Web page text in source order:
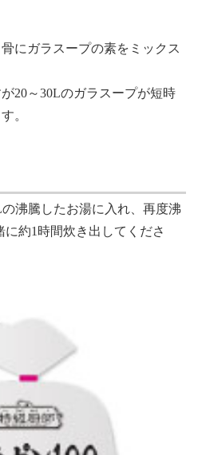
にガラスープの素をミックス
20～30Lのガラスープが短時
。
沸騰したお湯に入れ、再度沸
約1時間炊き出してくださ